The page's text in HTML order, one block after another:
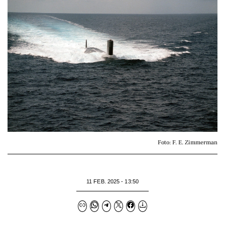
Foto: F. E. Zimmerman
11 FEB. 2025 - 13:50